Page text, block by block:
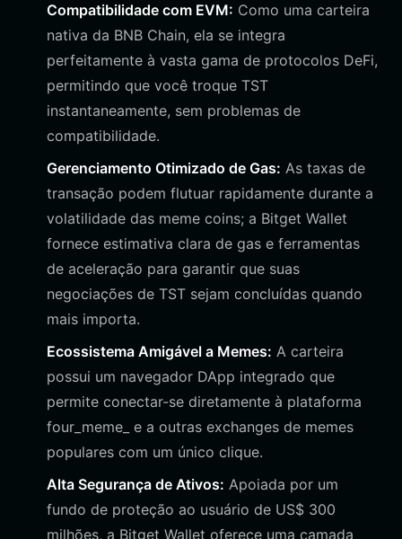
Compatibilidade com EVM: Como uma carteira
nativa da BNB Chain, ela se integra
perfeitamente à vasta gama de protocolos DeFi,
permitindo que você troque TST
instantaneamente, sem problemas de
compatibilidade.
Gerenciamento Otimizado de Gas: As taxas de
transação podem flutuar rapidamente durante a
volatilidade das meme coins; a Bitget Wallet
fornece estimativa clara de gas e ferramentas
de aceleração para garantir que suas
negociações de TST sejam concluídas quando
mais importa.
Ecossistema Amigável a Memes: A carteira
possui um navegador DApp integrado que
permite conectar-se diretamente à plataforma
four_meme_ e a outras exchanges de memes
populares com um único clique.
Alta Segurança de Ativos: Apoiada por um
fundo de proteção ao usuário de US$ 300
milhões, a Bitget Wallet oferece uma camada